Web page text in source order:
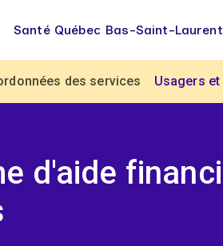
Santé Québec Bas-Saint-Laurent
des services Usagers
d'aide